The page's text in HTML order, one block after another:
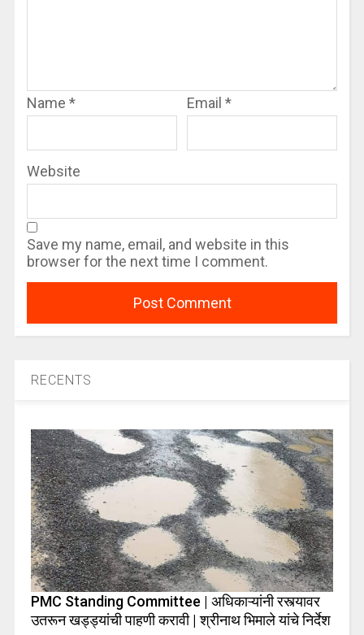
Name * Email *
Website
Save my name, email, and website in this
browser for the next time I comment.
RECENTS
PMC Standing Committee | अधिकाऱ्यांनी रस्त्यावर
उतरून खड्ड्यांची पाहणी करावी | श्रीनाथ भिमाले यांचे निर्देश